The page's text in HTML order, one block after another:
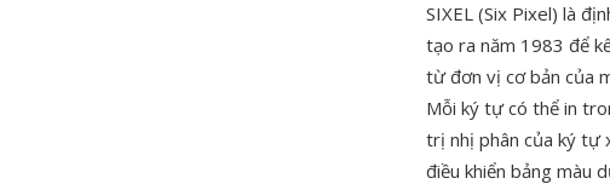
SIXEL (Six Pixel) là
tạo ra năm 1983 để
từ đơn vị cơ bản của
Mỗi ký tự có thể in
trị nhị phân của ký tự
điều khiển bảng màu